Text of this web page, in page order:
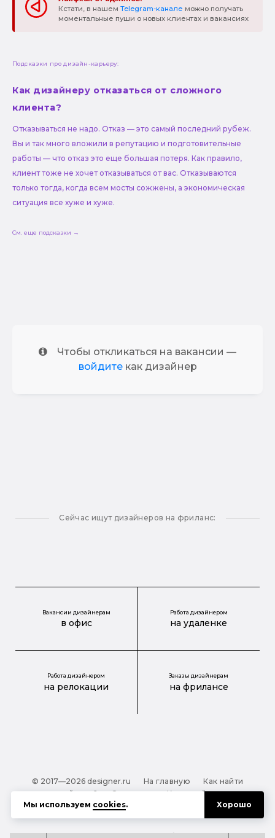
Кстати, в нашем Telegram-канале можно получать
моментальные пуши о новых клиентах и вакансиях
Подсказки про дизайн-карьеру:
Как дизайнеру отказаться от сложного
клиента?
Отказываться не надо. Отказ — это самый последний рубеж.
Вы и так много вложили в репутацию и подготовительные
работы — что отказ это еще большая потеря. Как правило,
клиент тоже не хочет отказываться от вас. Отказываются
только тогда, когда всем мосты сожжены, а экономическая
ситуация все хуже и хуже.
См. еще подсказки →
Чтобы откликаться на вакансии —
войдитекак дизайнер
Сейчас ищут дизайнеров на фриланс:
Вакансии дизайнерам
в офис
Работа дизайнером
на удаленке
Работа дизайнером
на релокации
Заказы дизайнерам
на фрилансе
© 2017—2026 designer.ru На главную
Как найти
дизайнера?
О проекте
Карта сайта
Обработка персональных данных
Файлы cookie
Мы используем cookies. Хорошо